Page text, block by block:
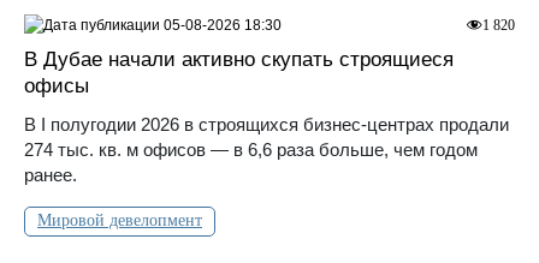
В Дубае начали активно скупать строящиеся
офисы
В I полугодии 2026 в строящихся бизнес-центрах продали
274 тыс. кв. м офисов — в 6,6 раза больше, чем годом
ранее.
Мировой девелопмент
1 820
05-08-2026 18:30